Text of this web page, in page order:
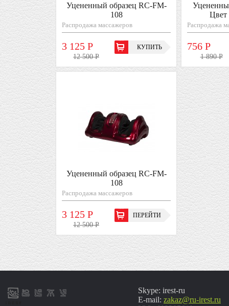
Уцененный образец RC-FM-
108
Распродажа массажеров
12 500 Р
3 125 Р КУПИТЬ
Цвет
Распродажа
1 890 Р
756 Р
Уцененный образец RC-FM-
108
Распродажа массажеров
12 500 Р
3 125 Р ПЕРЕЙТИ
Skype: irest-ru
E-mail: zakaz@ru-irest.ru